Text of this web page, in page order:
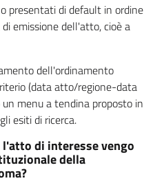
presentati di default in ordine
emissione dell'atto, cioè a
dell'ordinamento
(data atto/regione-data
menu a tendina proposto in
esiti di ricerca.
di interesse vengo
della